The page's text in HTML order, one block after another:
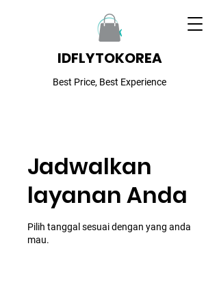
IDFLYTOKOREA
Best Price, Best Experience
Jadwalkan
layanan Anda
Pilih tanggal sesuai dengan yang anda
mau.